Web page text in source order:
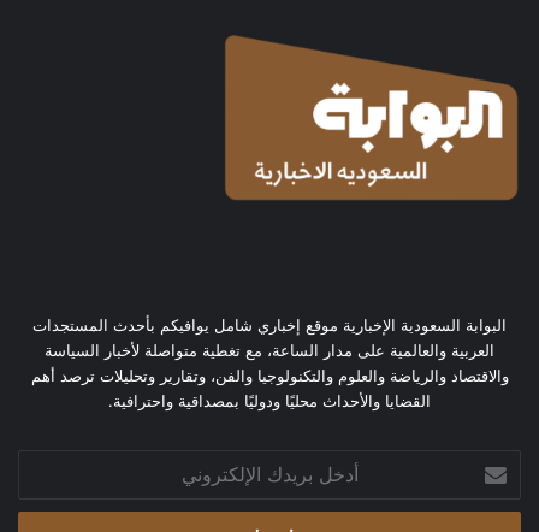
البوابة السعودية الإخبارية موقع إخباري شامل يوافيكم بأحدث المستجدات
العربية والعالمية على مدار الساعة، مع تغطية متواصلة لأخبار السياسة
والاقتصاد والرياضة والعلوم والتكنولوجيا والفن، وتقارير وتحليلات ترصد أهم
القضايا والأحداث محليًا ودوليًا بمصداقية واحترافية.
بريدك
الإلكتروني